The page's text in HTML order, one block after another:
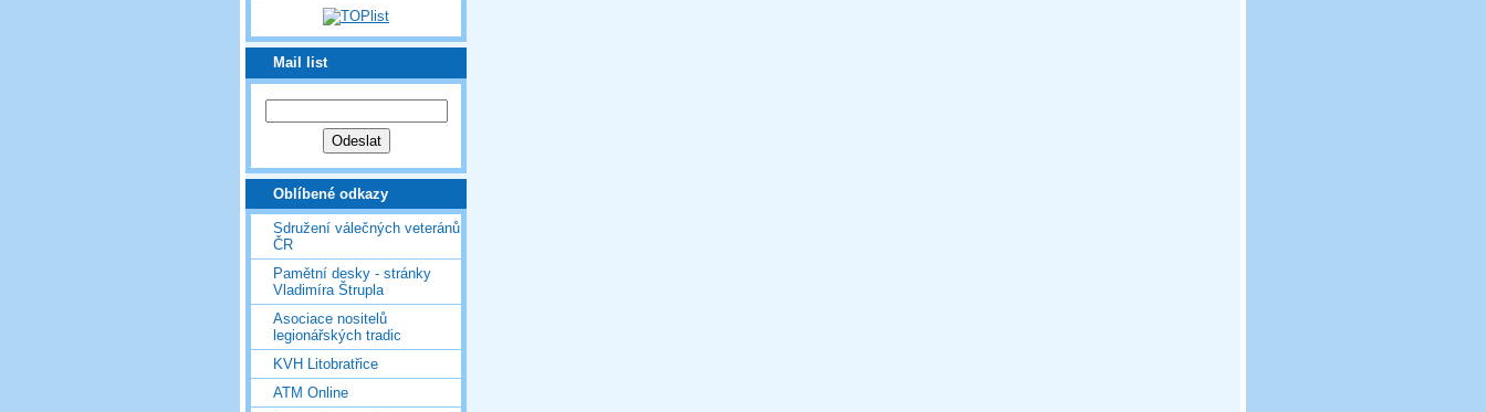
Mail list
Oblíbené odkazy
Sdružení válečných veteránů
ČR
Pamětní desky - stránky
Vladimíra Štrupla
Asociace nositelů
legionářských tradic
KVH Litobratřice
ATM Online